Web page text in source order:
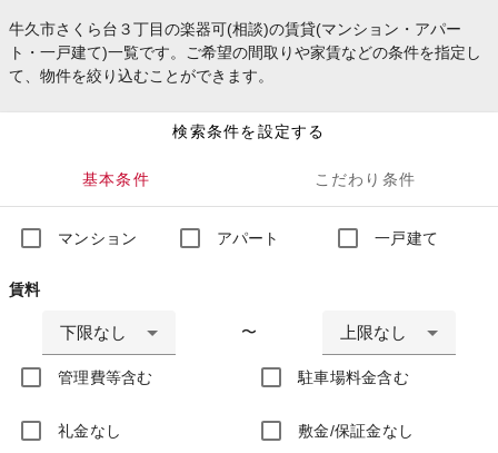
牛久市さくら台３丁目の楽器可(相談)の賃貸(マンション・アパー
ト・一戸建て)一覧です。ご希望の間取りや家賃などの条件を指定し
て、物件を絞り込むことができます。
検索条件を設定する
基本条件 こだわり条件
マンション アパート 一戸建て
賃料
下限なし 〜 上限なし
管理費等含む 駐車場料金含む
礼金なし 敷金/保証金なし